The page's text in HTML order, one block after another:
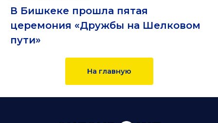
В Бишкеке прошла пятая
церемония «Дружбы на Шелковом
пути»
На главную